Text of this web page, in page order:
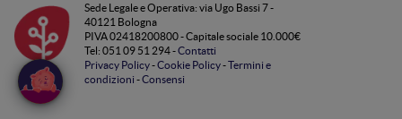
Sede Legale e Operativa: via Ugo Bassi 7 -
40121 Bologna
PIVA 02418200800 - Capitale sociale 10.000€
Tel: 051 09 51 294 -Contatti
Privacy Policy-Cookie Policy-Termini e
condizioni -Consensi